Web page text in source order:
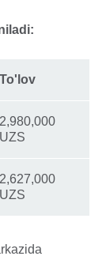
To'lov
2,980,000
UZS
2,627,000
UZS